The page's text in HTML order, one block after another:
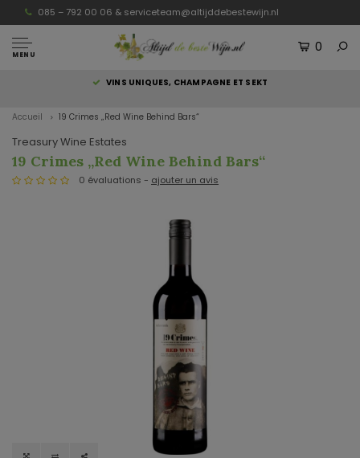
085 – 792 00 06 & serviceteam@altijddebestewijn.nl
MENU
0
VINS UNIQUES, CHAMPAGNE ET SEKT
Accueil 19 Crimes „Red Wine Behind Bars“
Treasury Wine Estates
19 Crimes „Red Wine Behind Bars“
0 évaluations - ajouter un avis